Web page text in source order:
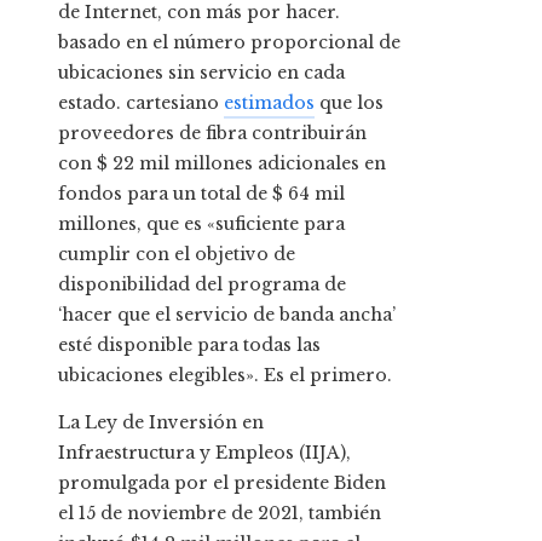
de Internet, con más por hacer.
basado en el número proporcional de
ubicaciones sin servicio en cada
estado. cartesiano estimados que los
proveedores de fibra contribuirán
con $ 22 mil millones adicionales en
fondos para un total de $ 64 mil
millones, que es «suficiente para
cumplir con el objetivo de
disponibilidad del programa de
‘hacer que el servicio de banda ancha’
esté disponible para todas las
ubicaciones elegibles». Es el primero.
La Ley de Inversión en
Infraestructura y Empleos (IIJA),
promulgada por el presidente Biden
el 15 de noviembre de 2021, también